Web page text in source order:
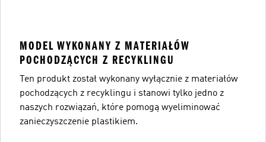
MODEL WYKONANY Z MATERIAŁÓW
POCHODZĄCYCH Z RECYKLINGU
Ten produkt został wykonany wyłącznie z materiałów
pochodzących z recyklingu i stanowi tylko jedno z
naszych rozwiązań, które pomogą wyeliminować
zanieczyszczenie plastikiem.